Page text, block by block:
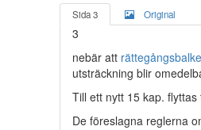
Sida 3 Original
3
nebär att
utsträckning blir
Till ett nytt 15 kap.
De föreslagna reglerna